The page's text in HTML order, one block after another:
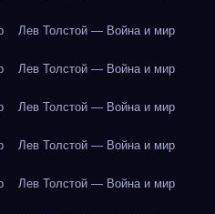
Лев Толстой — Война и мир
Лев Толстой — Война и мир
Лев Толстой — Война и мир
Лев Толстой — Война и мир
Лев Толстой — Война и мир